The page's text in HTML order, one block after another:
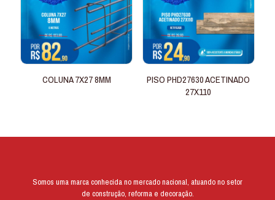
COLUNA 7X27 8MM
PISO PHD27630 ACETINADO
27X110
Somos uma marca conhecida no mercado nacional, atuando no setor
de construção, reforma e decoração.